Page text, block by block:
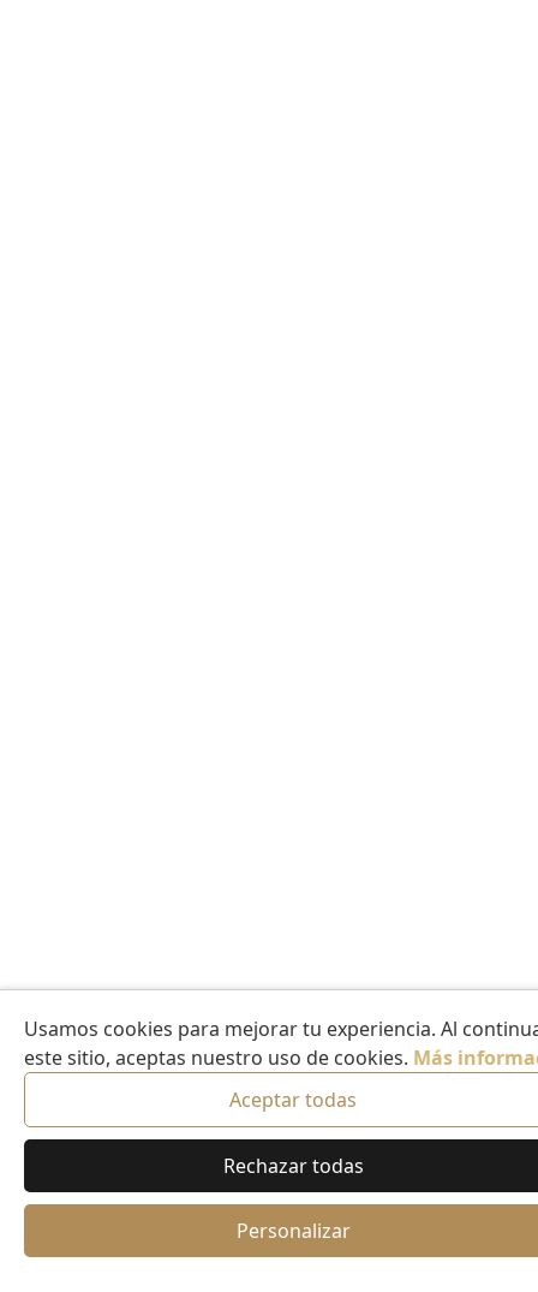
Usamos cookies para mejorar tu experiencia. Al
este sitio, aceptas nuestro uso de cookies. Más
Aceptar todas
Rechazar todas
Personalizar